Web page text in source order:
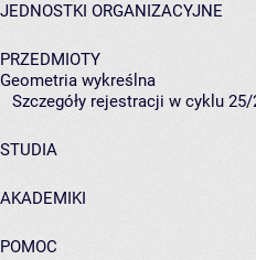
JEDNOSTKI ORGANIZACYJNE
PRZEDMIOTY
Geometria wykreślna
Szczegóły rejestracji w cyklu 25/
STUDIA
AKADEMIKI
POMOC